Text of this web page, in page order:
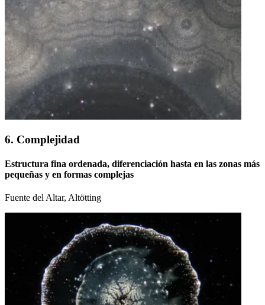
6. Complejidad
Estructura fina ordenada, diferenciación hasta en las zonas más
pequeñas y en formas complejas
Fuente del Altar, Altötting